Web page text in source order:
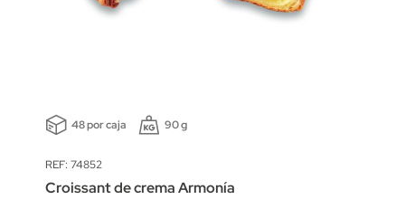
48 por caja 90 g
REF: 74852
Croissant de crema Armonía